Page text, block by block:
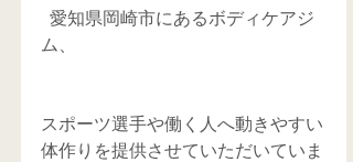
ム、
スポーツ選手や働く人へ動きやすい
体作りを提供させていただいていま